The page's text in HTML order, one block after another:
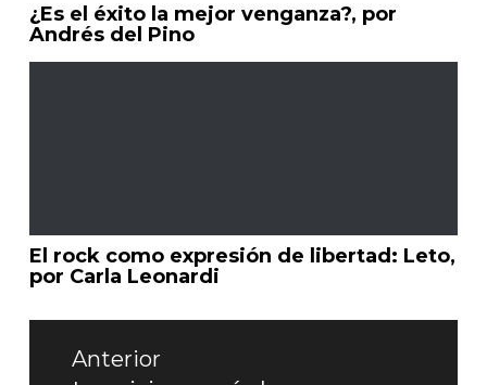
¿Es el éxito la mejor venganza?, por
Andrés del Pino
El rock como expresión de libertad: Leto,
por Carla Leonardi
Navegación
Anterior